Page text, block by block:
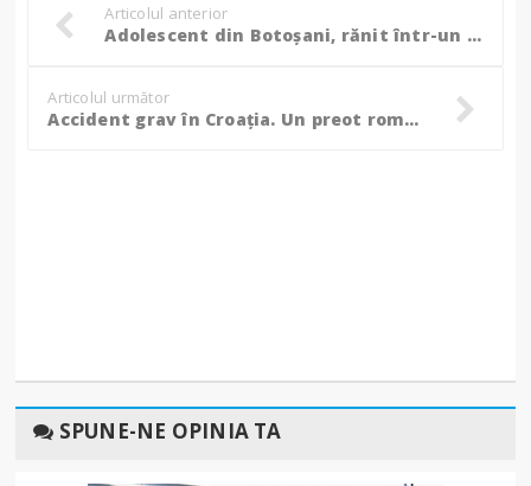
Articolul anterior
Adolescent din Botoșani, rănit într-un accident produs în județul Suceava!
Articolul următor
Accident grav în Croația. Un preot român a murit, mama acestuia e grav rănită
SPUNE-NE OPINIA TA